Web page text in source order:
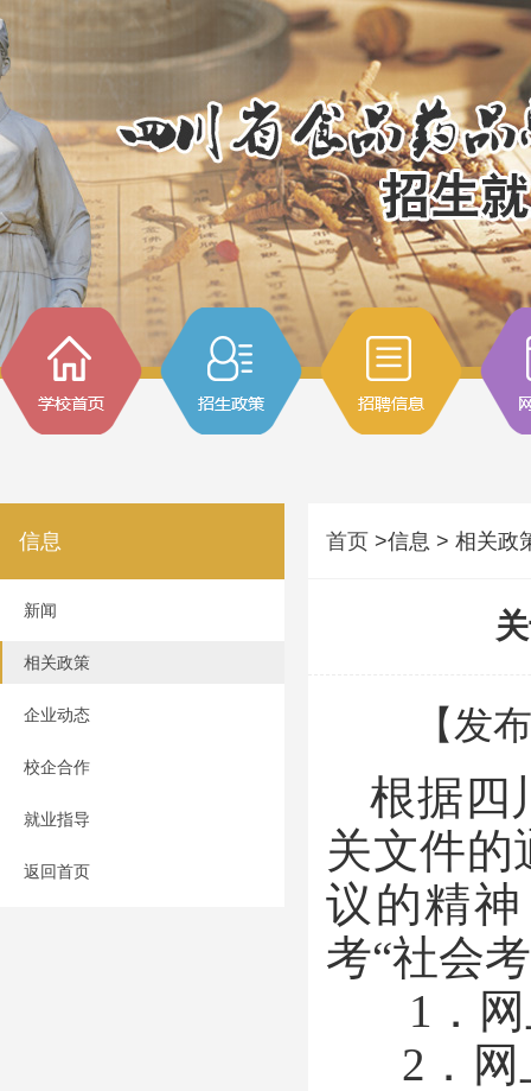
信息
新闻
相关政策
企业动态
校企合作
就业指导
返回首页
首页 >信息 > 相关政
【发
根据四
关文件的
议的精
考“社会
1．网
2．网